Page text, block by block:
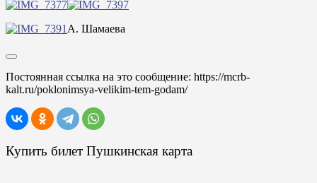
А. Шамаева
Постоянная ссылка на это сообщение: https://mcrb-
kalt.ru/poklonimsya-velikim-tem-godam/
Купить билет Пушкинская карта